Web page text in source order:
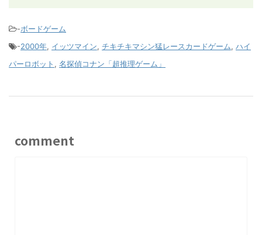
-ボードゲーム
-2000年, イッツマイン, チキチキマシン猛レースカードゲーム, ハイ
パーロボット , 名探偵コナン「超推理ゲーム」
comment